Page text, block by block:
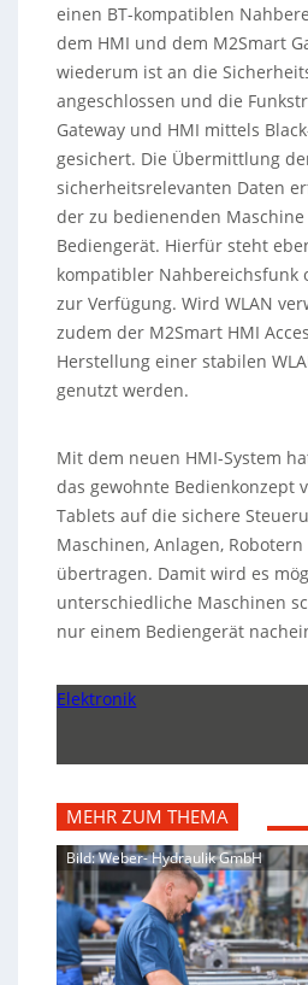
einen BT-kompatiblen
dem HMI und dem M2Smart
wiederum ist an die
angeschlossen und die
Gateway und HMI mittels
gesichert. Die Übermittlung
sicherheitsrelevanten Daten
der zu bedienenden
Bediengerät. Hierfür steht
kompatibler Nahbereichsfunk
zur Verfügung. Wird WLAN
zudem der M2Smart HMI
Herstellung einer stabilen
genutzt werden.
Mit dem neuen HMI-System
das gewohnte Bedienkonzept
Tablets auf die sichere
Maschinen, Anlagen, Robotern
übertragen. Damit wird es
unterschiedliche Maschinen
nur einem Bediengerät
Elektronik
MEHR ZUM THEMA
Bild: Weber- Hydraulik GmbH